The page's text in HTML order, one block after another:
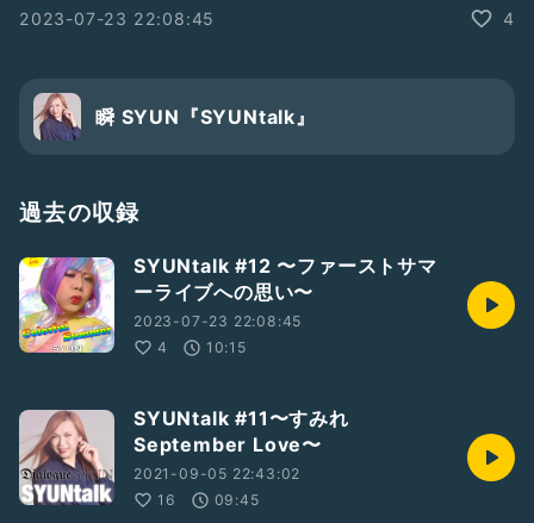
体力とタオルと着替え（⁉︎）を忘れずに！
絶対に楽しませちゃうので、
お気軽にどなたでも遊びにいらして下さいねー！🌠
（ストーリーズのハイライトから飛べます）
浜崎あゆみ／華原朋美／m.o.v.e.／鈴木亜美／倖田來未／day
after tomorrow／AAA
🎇
-Colorful Summer-
内容：ライブ＋物販サイン会
日時：2023年8月13日（日）
17:45開場／18:00開演
2023-07-23 22:08:45
4
瞬 SYUN『SYUNtalk』
過去の収録
SYUNtalk #12 〜ファーストサマ
ーライブへの思い〜
2023-07-23 22:08:45
4
10:15
SYUNtalk #11〜すみれ
September Love〜
2021-09-05 22:43:02
16
09:45